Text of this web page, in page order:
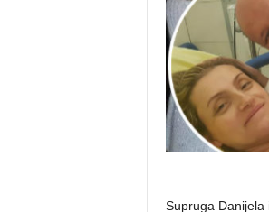
Supruga